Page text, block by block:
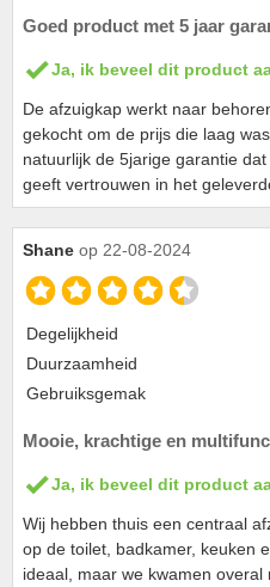
Goed product met 5 jaar
Ja, ik beveel dit product
De afzuigkap werkt naar
gekocht om de prijs die laag
natuurlijk de 5jarige garantie
geeft vertrouwen in het
Shane op 22-08-2024
Degelijkheid
Duurzaamheid
Gebruiksgemak
Mooie, krachtige en
Ja, ik beveel dit product
Wij hebben thuis een centraal
op de toilet, badkamer, keuken
ideaal, maar we kwamen